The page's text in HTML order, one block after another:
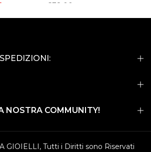
€78.00
NOSTRA COMMUNITY!
GIOIELLI, Tutti i Diritti sono Riservati